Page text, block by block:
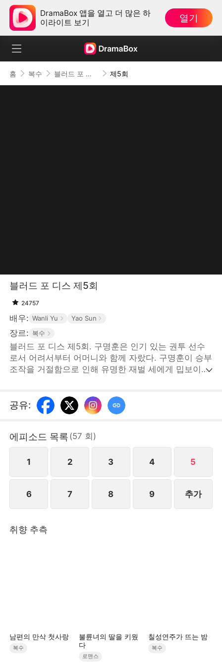
DramaBox 앱을 열고 더 많은 하
이라이트 보기
열기
홈 복수 블러드 포 디스 제5회
블러드 포 디스 제5회
24757
배우: Wanli Yu Yao Sun
장르: 복수
블러드 포 디스 제5회. 구명훈은 인기 있는 권투 선수
로서 어려서부터 어머니와 함께 자랐다. 구명훈이 승부
조작을 거절함으로 인해 유명한 재벌 세에게 밉보이고
PTE.LTD
공유:
에피소드 목록 (57 회 )
1 2 3 4 5
6 7 8 9 추가
취향 추측
남편의 만삭 첫사랑
복수
불륜녀의 딸을 키웠
다
로맨스
칠성연주가 뜨는 밤
복수